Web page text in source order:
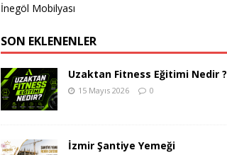
İnegöl Mobilyası
SON EKLENENLER
Uzaktan Fitness Eğitimi Nedir ?
15 Mayıs 2026 0
İzmir Şantiye Yemeği